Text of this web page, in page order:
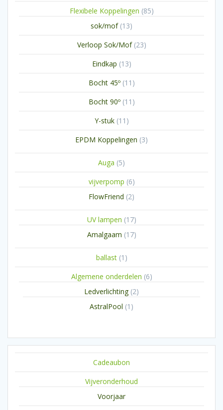
Flexibele Koppelingen 8585
sok/mof 1313
producten
Verloop Sok/Mof 2323
producten
Eindkap 1313
producten
Bocht 45º 11 11
producten
Bocht 90º 11 11
producten
Y-stuk 11 11
producten
EPDM Koppelingen 33
Auga 55
producten
vijverpomp 66
FlowFriend 22
UV lampen 1717
Amalgaam 1717
ballast 1 1
product
Algemene onderdelen 66
Ledverlichting 22
AstralPool 1 1
Cadeaubon
Vijveronderhoud
Voorjaar